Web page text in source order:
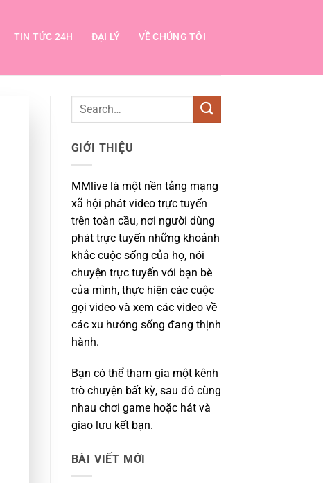
TIN TỨC 24H ĐẠI LÝ VỀ CHÚNG TÔI
GIỚI THIỆU
MMlive là một nền tảng mạng
xã hội phát video trực tuyến
trên toàn cầu, nơi người dùng
phát trực tuyến những khoảnh
khắc cuộc sống của họ, nói
chuyện trực tuyến với bạn bè
của mình, thực hiện các cuộc
gọi video và xem các video về
các xu hướng sống đang thịnh
hành.
Bạn có thể tham gia một kênh
trò chuyện bất kỳ, sau đó cùng
nhau chơi game hoặc hát và
giao lưu kết bạn.
BÀI VIẾT MỚI